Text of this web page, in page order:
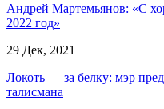
Андрей Мартемьянов: «С
2022 год»
29 Дек, 2021
Локоть — за белку: мэр
талисмана